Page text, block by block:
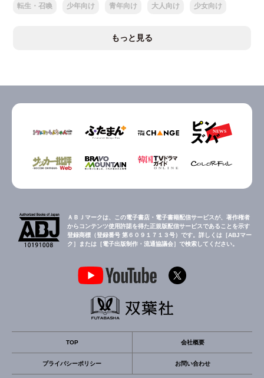
転生・召喚 少年向け 青年向け 大人向け 少女向け
もっと見る
ＡＢＪマークは、この電子書店・電子書籍配信サービスが、著作権者
からコンテンツ使用許諾を得た正規版配信サービスであることを示す
登録商標（登録番号 第６０９１７１３号）です。詳しくは［ABJマー
ク］または［電子出版制作・流通協議会］で検索してください。
TOP 会社概要
プライバシーポリシー お問い合わせ